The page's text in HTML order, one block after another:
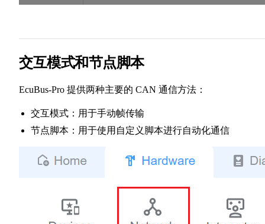
交互模式和节点脚本
EcuBus-Pro 提供两种主要的 CAN 通信方法：
交互模式：用于手动帧传输
节点脚本：用于使用自定义脚本进行自动化通信